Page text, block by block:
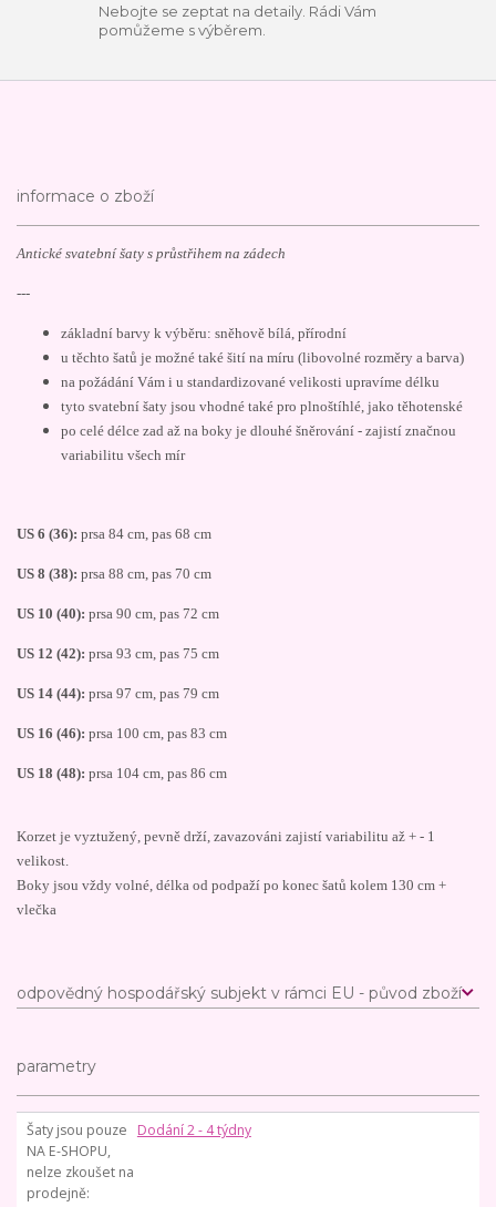
Nebojte se zeptat na detaily. Rádi Vám
pomůžeme s výběrem.
informace o zboží
Antické svatební šaty s průstřihem na zádech
---
základní barvy k výběru: sněhově bílá, přírodní
u těchto šatů je možné také šití na míru (libovolné rozměry a barva)
na požádání Vám i u standardizované velikosti upravíme délku
tyto svatební šaty jsou vhodné také pro plnoštíhlé, jako těhotenské
po celé délce zad až na boky je dlouhé šněrování - zajistí značnou
variabilitu všech mír
US 6 (36): prsa 84 cm, pas 68 cm
US 8 (38): prsa 88 cm, pas 70 cm
US 10 (40): prsa 90 cm, pas 72 cm
US 12 (42): prsa 93 cm, pas 75 cm
US 14 (44): prsa 97 cm, pas 79 cm
US 16 (46): prsa 100 cm, pas 83 cm
US 18 (48): prsa 104 cm, pas 86 cm
Korzet je vyztužený, pevně drží, zavazováni zajistí variabilitu až + - 1
velikost.
Boky jsou vždy volné, délka od podpaží po konec šatů kolem 130 cm +
vlečka
odpovědný hospodářský subjekt v rámci EU - původ zboží
parametry
Šaty jsou pouze
NA E-SHOPU,
nelze zkoušet na
prodejně
Dodání 2 - 4 týdny